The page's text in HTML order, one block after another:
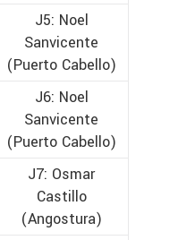
J5: Noel
Sanvicente
(Puerto Cabello)
J6: Noel
Sanvicente
(Puerto Cabello)
J7: Osmar
Castillo
(Angostura)